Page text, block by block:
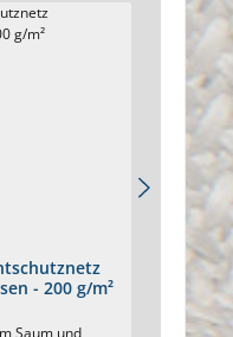
- 200 g/m²
Saum und
85